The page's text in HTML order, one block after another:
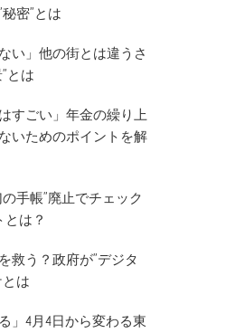
密”とは
い」他の街とは違うさ
とは
すごい」年金の繰り上
いためのポイントを解
の手帳”廃止でチェック
とは？
救う？政府が”デジタ
は
」4月4日から変わる東